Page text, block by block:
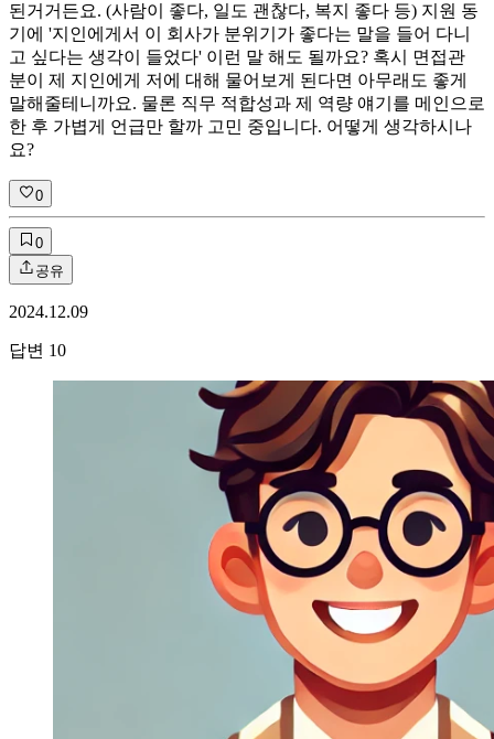
된거거든요. (사람이 좋다, 일도 괜찮다, 복지 좋다 등) 지원 동
기에 '지인에게서 이 회사가 분위기가 좋다는 말을 들어 다니
고 싶다는 생각이 들었다' 이런 말 해도 될까요? 혹시 면접관
분이 제 지인에게 저에 대해 물어보게 된다면 아무래도 좋게
말해줄테니까요. 물론 직무 적합성과 제 역량 얘기를 메인으로
한 후 가볍게 언급만 할까 고민 중입니다. 어떻게 생각하시나
요?
0
0
공유
2024.12.09
답변 10